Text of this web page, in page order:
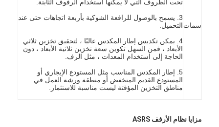
سمات
تحت الظروف التي لا يمكنها استخدام الرفوف الثابتة.
3. يسمح بالوصول للرافعة الشوكية بأربعة اتجاهات حتى عند
التحميل.
4. يمكن تكديس إطار المكدس عاليًا ، لتحقيق تخزين ثلاثي
الأبعاد ، فمن السهل تكوين سعة تخزين ثلاثية الأبعاد ، دون
الحاجة إلى استخدام المعدات ، مثل الرف.
5. إطار المكدس المناسب مثل المستودع الإيجاري أو
المستودع القديم المنخفض أو منطقة ورشة العمل في
مناطق التخزين المؤقتة ليست مناسبة للاستثمار.
مزايا نظام الأرفف ASRS